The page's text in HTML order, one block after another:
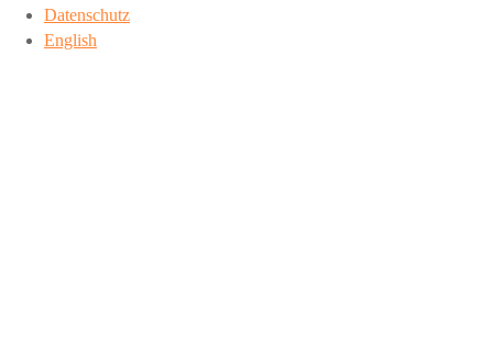
Datenschutz
English